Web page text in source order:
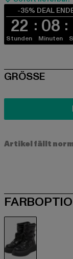
-35% DEAL
22
Stunden
08
Minuten
SIZE
GRÖSSE
Artikel fällt